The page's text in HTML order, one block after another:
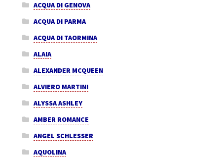
ACQUA DI GENOVA
ACQUA DI PARMA
ACQUA DI TAORMINA
ALAIA
ALEXANDER MCQUEEN
ALVIERO MARTINI
ALYSSA ASHLEY
AMBER ROMANCE
ANGEL SCHLESSER
AQUOLINA